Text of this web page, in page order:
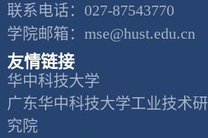
联系电话：027-87543770
学院邮箱：mse@hust.edu.cn
友情链接
华中科技大学
广东华中科技大学工业技术研
究院